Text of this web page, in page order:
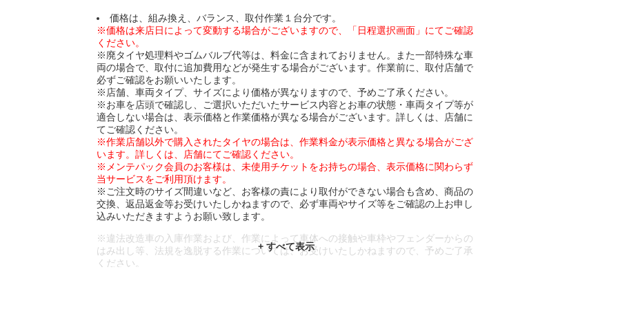
価格は、組み換え、バランス、取付作業１台分です。
※価格は来店日によって変動する場合がございますので、「日程選択画面」にてご確認
ください。
※廃タイヤ処理料やゴムバルブ代等は、料金に含まれておりません。また一部特殊な車
両の場合で、取付に追加費用などが発生する場合がございます。作業前に、取付店舗で
必ずご確認をお願いいたします。
※店舗、車両タイプ、サイズにより価格が異なりますので、予めご了承ください。
※お車を店頭で確認し、ご選択いただいたサービス内容とお車の状態・車両タイプ等が
適合しない場合は、表示価格と作業価格が異なる場合がございます。詳しくは、店舗に
てご確認ください。
※作業店舗以外で購入されたタイヤの場合は、作業料金が表示価格と異なる場合がござ
います。詳しくは、店舗にてご確認ください。
※メンテパック会員のお客様は、未使用チケットをお持ちの場合、表示価格に関わらず
当サービスをご利用頂けます。
※ご注文時のサイズ間違いなど、お客様の責により取付ができない場合も含め、商品の
交換、返品返金等お受けいたしかねますので、必ず車両やサイズ等をご確認の上お申し
込みいただきますようお願い致します。
※違法改造車の入庫作業および、作業によって車体への接触や車枠やフェンダーからの
はみ出し等、法規を逸脱する作業については、お受けいたしかねますので、予めご了承
ください。